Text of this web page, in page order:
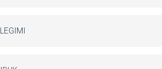
LEGIMI